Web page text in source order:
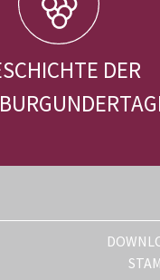
DER